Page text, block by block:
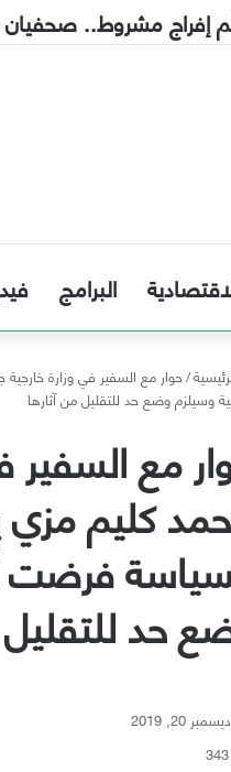
إلى الحكومة
البرامج
/حوار مع السفير في وزارة
وسيلزم وضع حد للتقليل من آثارها
مع السفير
كليم مزي
فرضت
حد للتقليل
ديسمبر 20, 2019
343